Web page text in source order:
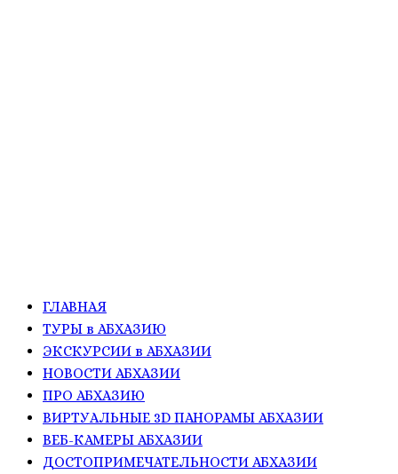
ГЛАВНАЯ
ТУРЫ в АБХАЗИЮ
ЭКСКУРСИИ в АБХАЗИИ
НОВОСТИ АБХАЗИИ
ПРО АБХАЗИЮ
ВИРТУАЛЬНЫЕ 3D ПАНОРАМЫ АБХАЗИИ
ВЕБ-КАМЕРЫ АБХАЗИИ
ДОСТОПРИМЕЧАТЕЛЬНОСТИ АБХАЗИИ